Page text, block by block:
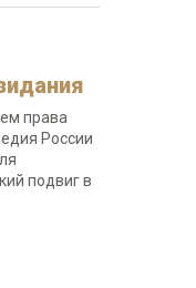
права
России
подвиг в